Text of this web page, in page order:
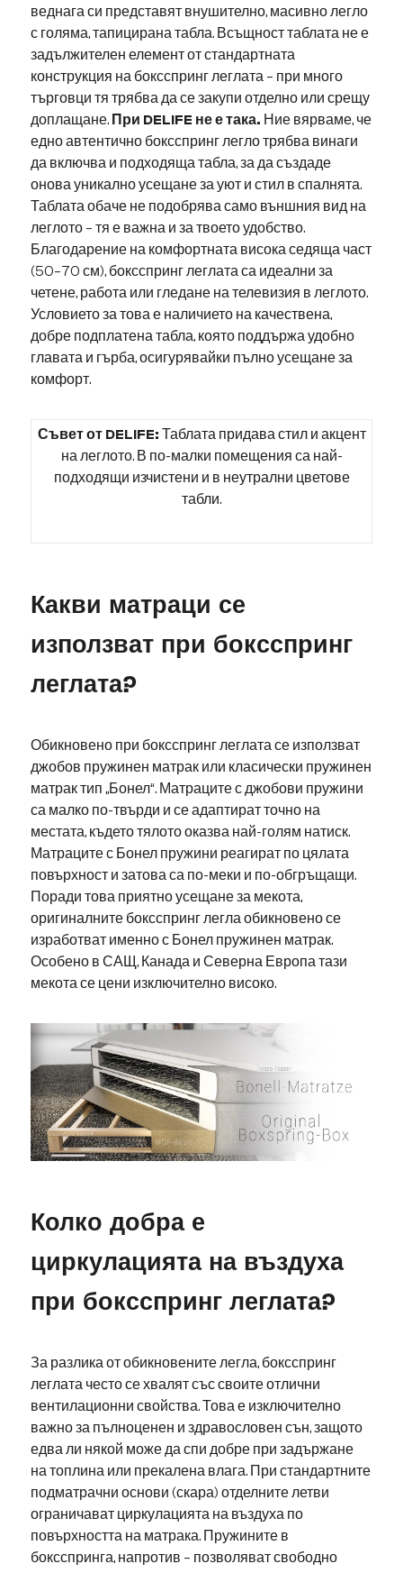
веднага си представят внушително, масивно легло
с голяма, тапицирана табла. Всъщност таблата не е
задължителен елемент от стандартната
конструкция на боксспринг леглата – при много
търговци тя трябва да се закупи отделно или срещу
доплащане. При DELIFE не е така. Ние вярваме, че
едно автентично боксспринг легло трябва винаги
да включва и подходяща табла, за да създаде
онова уникално усещане за уют и стил в спалнята.
Таблата обаче не подобрява само външния вид на
леглото – тя е важна и за твоето удобство.
Благодарение на комфортната висока седяща част
(50–70 см), боксспринг леглата са идеални за
четене, работа или гледане на телевизия в леглото.
Условието за това е наличието на качествена,
добре подплатена табла, която поддържа удобно
главата и гърба, осигурявайки пълно усещане за
комфорт.
Съвет от DELIFE: Таблата придава стил и акцент
на леглото. В по-малки помещения са най-
подходящи изчистени и в неутрални цветове
табли.
Какви матраци се
използват при боксспринг
леглата?
Обикновено при боксспринг леглата се използват
джобов пружинен матрак или класически пружинен
матрак тип „Бонел“. Матраците с джобови пружини
са малко по-твърди и се адаптират точно на
местата, където тялото оказва най-голям натиск.
Матраците с Бонел пружини реагират по цялата
повърхност и затова са по-меки и по-обгръщащи.
Поради това приятно усещане за мекота,
оригиналните боксспринг легла обикновено се
изработват именно с Бонел пружинен матрак.
Особено в САЩ, Канада и Северна Европа тази
мекота се цени изключително високо.
Колко добра е
циркулацията на въздуха
при боксспринг леглата?
За разлика от обикновените легла, боксспринг
леглата често се хвалят със своите отлични
вентилационни свойства. Това е изключително
важно за пълноценен и здравословен сън, защото
едва ли някой може да спи добре при задържане
на топлина или прекалена влага. При стандартните
подматрачни основи (скара) отделните летви
ограничават циркулацията на въздуха по
повърхността на матрака. Пружините в
боксспринга, напротив – позволяват свободно